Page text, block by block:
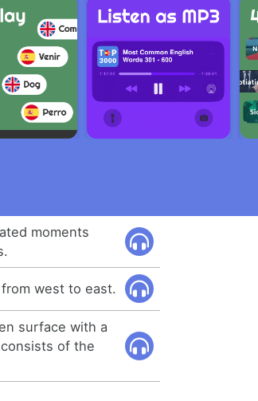
moments
west to east.
surface with a
of the